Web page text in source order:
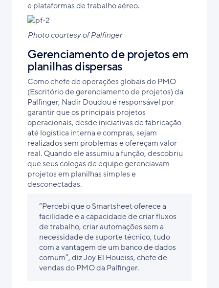
e plataformas de trabalho aéreo.
Photo courtesy of Palfinger
Gerenciamento de projetos em
planilhas dispersas
Como chefe de operações globais do PMO
(Escritório de gerenciamento de projetos) da
Palfinger, Nadir Doudou é responsável por
garantir que os principais projetos
operacionais, desde iniciativas de fabricação
até logística interna e compras, sejam
realizados sem problemas e ofereçam valor
real. Quando ele assumiu a função, descobriu
que seus colegas de equipe gerenciavam
projetos em planilhas simples e
desconectadas.
“Percebi que o Smartsheet oferece a
facilidade e a capacidade de criar fluxos
de trabalho, criar automações sem a
necessidade de suporte técnico, tudo
com a vantagem de um banco de dados
comum”, diz Joy El Houeiss, chefe de
vendas do PMO da Palfinger.